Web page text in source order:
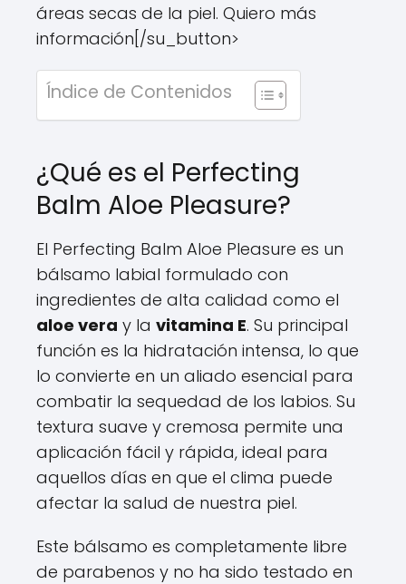
áreas secas de la piel. Quiero más
información[/su_button>
Índice de Contenidos
¿Qué es el Perfecting
Balm Aloe Pleasure?
El Perfecting Balm Aloe Pleasure es un
bálsamo labial formulado con
ingredientes de alta calidad como el
aloe vera y la vitamina E. Su principal
función es la hidratación intensa, lo que
lo convierte en un aliado esencial para
combatir la sequedad de los labios. Su
textura suave y cremosa permite una
aplicación fácil y rápida, ideal para
aquellos días en que el clima puede
afectar la salud de nuestra piel.
Este bálsamo es completamente libre
de parabenos y no ha sido testado en